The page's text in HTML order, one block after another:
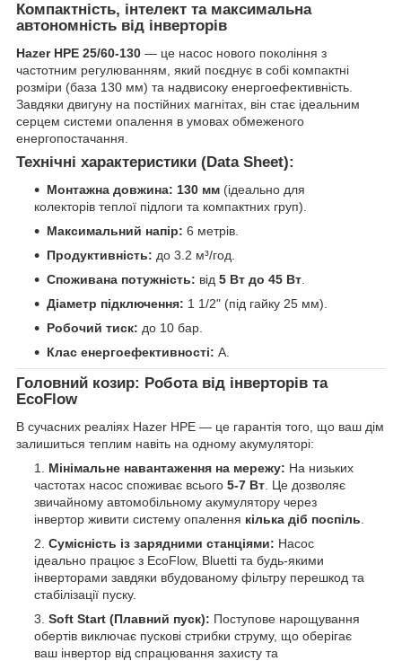
Компактність, інтелект та максимальна
автономність від інверторів
Hazer HPE 25/60-130 — це насос нового покоління з
частотним регулюванням, який поєднує в собі компактні
розміри (база 130 мм) та надвисоку енергоефективність.
Завдяки двигуну на постійних магнітах, він стає ідеальним
серцем системи опалення в умовах обмеженого
енергопостачання.
Технічні характеристики (Data Sheet):
Монтажна довжина: 130 мм (ідеально для
колекторів теплої підлоги та компактних груп).
Максимальний напір: 6 метрів.
Продуктивність: до 3.2 м³/год.
Споживана потужність: від 5 Вт до 45 Вт
Діаметр підключення: 1 1/2" (під гайку 25 мм).
Робочий тиск: до 10 бар.
Клас енергоефективності: А.
Головний козир: Робота від інверторів та
EcoFlow
В сучасних реаліях Hazer HPE — це гарантія того, що ваш дім
залишиться теплим навіть на одному акумуляторі:
Мінімальне навантаження на мережу: На низьких
частотах насос споживає всього 5-7 Вт . Це дозволяє
звичайному автомобільному акумулятору через
інвертор живити систему опалення кілька діб поспіль
Сумісність із зарядними станціями: Насос
ідеально працює з EcoFlow, Bluetti та будь-якими
інверторами завдяки вбудованому фільтру перешкод та
стабілізації пуску.
Soft Start (Плавний пуск): Поступове нарощування
обертів виключає пускові стрибки струму, що оберігає
ваш інвертор від спрацювання захисту та